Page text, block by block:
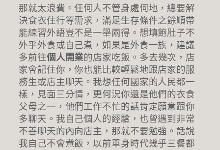
那就太浪費。任何人不管身處何地，總要解
決食衣住行等需求，滿足生存條件之餘順帶
能練習外語豈不是一舉兩得。想填飽肚子不
外乎外食或自己煮，如果是外食一族，建議
多前往個人開業的店家吃飯。多去幾次，店
家會記住你，你也能比較輕鬆地跟店家的服
務生或店主聊天。我想任何國家的人民都一
樣，見面三分情，更何況你還是他們的衣食
父母之一，他們工作不忙的話肯定願意跟你
多聊天。我自己個人的經驗，也曾遇到非常
不善聊天的內向店主，那就不要勉強。話說
我自己不會煮飯，以前單身時代幾乎三餐都